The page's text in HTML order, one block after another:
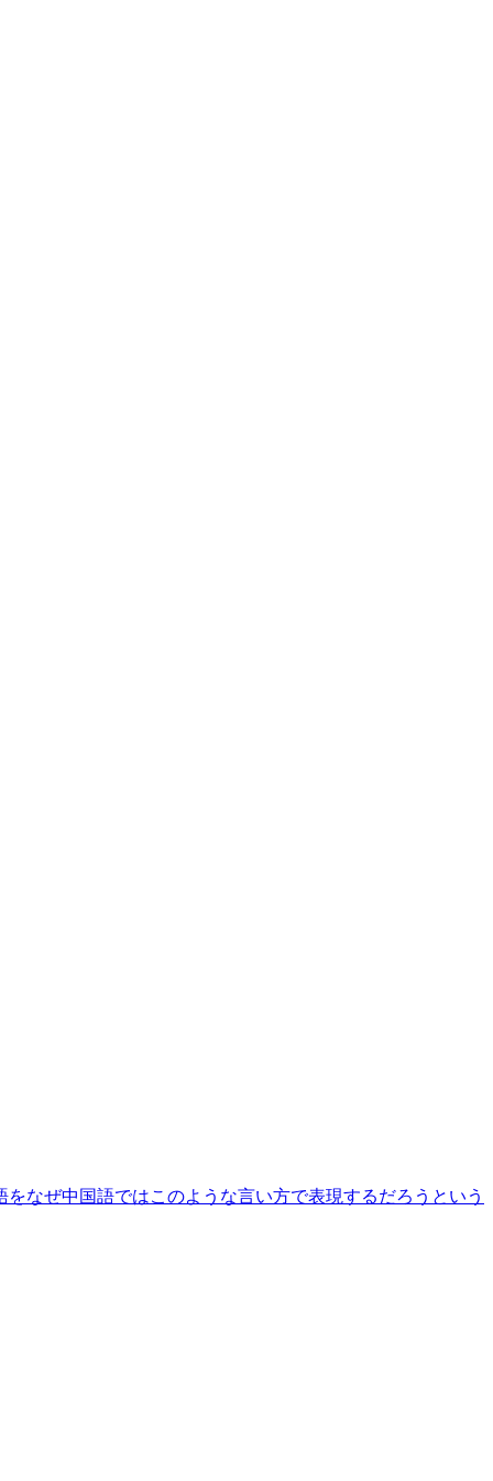
なぜ中国語ではこのような言い方で表現するだろうという